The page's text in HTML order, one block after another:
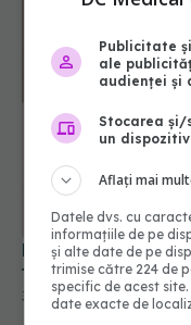
Divorțul nu
transformi
30 aug 2025, 20:02
Publicitate
ale
audienței și
Stocarea și/
un dispozitiv
Aflați mai
Datele dvs. cu
informațiile de pe
și alte date de pe
trimise către 224 de
specific de acest
date exacte de